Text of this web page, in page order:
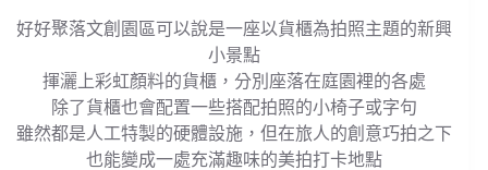
好好聚落文創園區可以說是一座以貨櫃為拍照主題的新興
小景點
揮灑上彩虹顏料的貨櫃，分別座落在庭園裡的各處
除了貨櫃也會配置一些搭配拍照的小椅子或字句
雖然都是人工特製的硬體設施，但在旅人的創意巧拍之下
也能變成一處充滿趣味的美拍打卡地點